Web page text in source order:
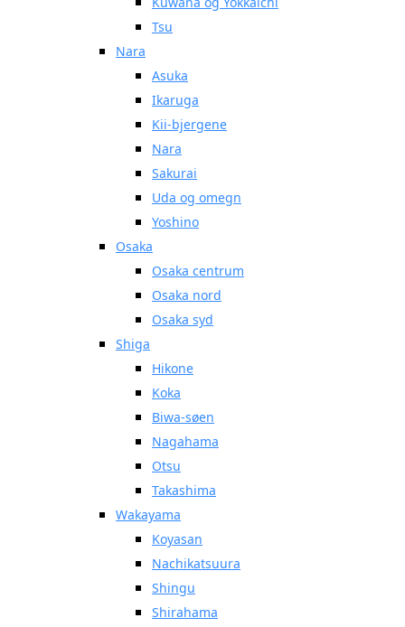
Tsu
Nara
Asuka
Ikaruga
Kii-bjergene
Nara
Sakurai
Uda og omegn
Yoshino
Osaka
Osaka centrum
Osaka nord
Osaka syd
Shiga
Hikone
Koka
Biwa-søen
Nagahama
Otsu
Takashima
Wakayama
Koyasan
Nachikatsuura
Shingu
Shirahama